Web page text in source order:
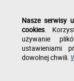
KONTAKT
Nasze serwisy
cookies.
używanie
ustawieniami
dowolnej chwili.